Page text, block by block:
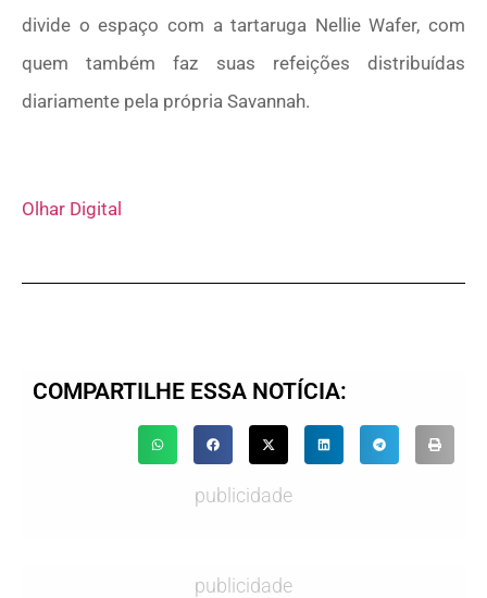
divide o espaço com a tartaruga Nellie Wafer, com
quem também faz suas refeições distribuídas
diariamente pela própria Savannah.
Olhar Digital
COMPARTILHE ESSA NOTÍCIA:
publicidade
publicidade